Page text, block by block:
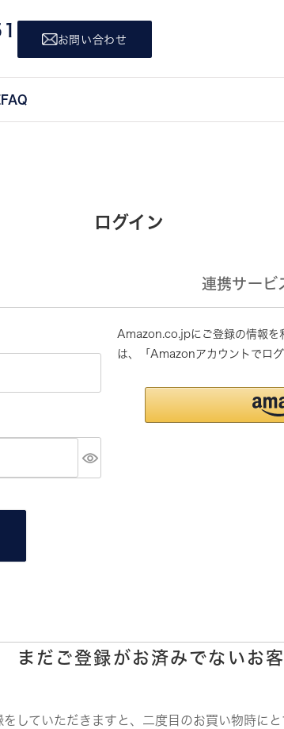
お問い合わせ
FAQ
ログイン
連携サービ
Amazon.co.jpにご登録の情報を
は、「Amazonアカウントでロ
まだご登録がお済みでないお
をしていただきますと、二度目のお買い物時に